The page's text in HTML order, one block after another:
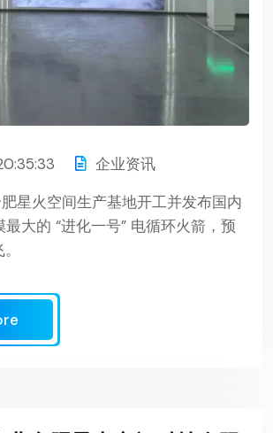
企业资讯
星火空间生产基地开工并发布国内
大的 “进化一号” 电循环火箭，预